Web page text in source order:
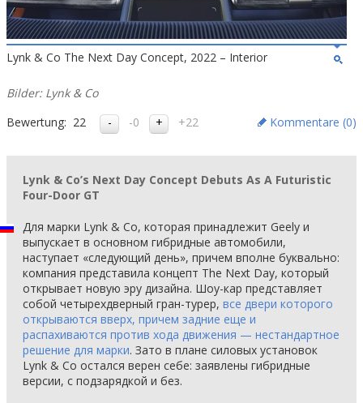
Lynk & Co The Next Day Concept, 2022 – Interior
Bilder: Lynk & Co
Bewertung: 22 -0 +22 Kommentare (0)
Lynk & Co’s Next Day Concept Debuts As A Futuristic
Four-Door GT
Для марки Lynk & Co, которая принадлежит Geely и
выпускает в основном гибридные автомобили,
наступает «следующий день», причем вполне буквально:
компания представила концепт The Next Day, который
открывает новую эру дизайна. Шоу-кар представляет
собой четырехдверный гран-турер, все двери которого
открываются вверх, причем задние еще и
распахиваются против хода движения — нестандартное
решение для марки. Зато в плане силовых установок
Lynk & Co остался верен себе: заявлены гибридные
версии, с подзарядкой и без.